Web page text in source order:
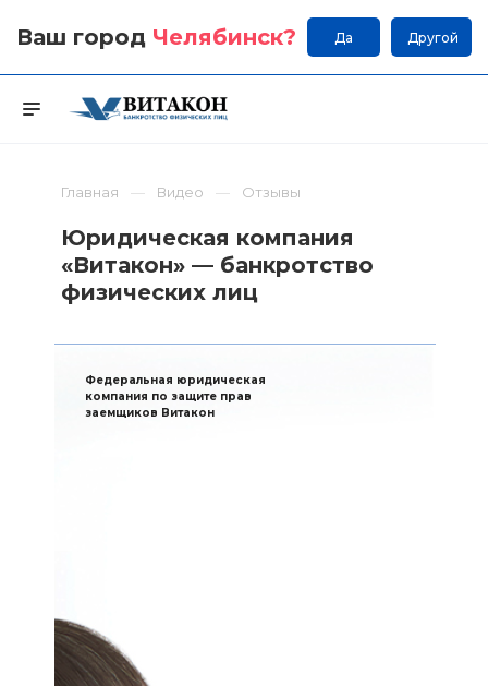
Ваш город Челябинск? Да Другой
Главная Видео Отзывы
Юридическая компания
«Витакон» — банкротство
физических лиц
Федеральная юридическая
компания по защите прав
заемщиков Витакон